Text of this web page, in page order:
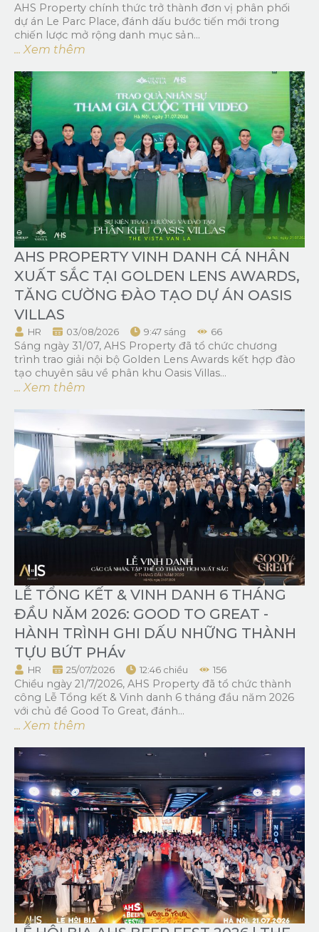
AHS Property chính thức trở thành đơn vị phân phối
dự án Le Parc Place, đánh dấu bước tiến mới trong
chiến lược mở rộng danh mục sản...
... Xem thêm
AHS PROPERTY VINH DANH CÁ NHÂN
XUẤT SẮC TẠI GOLDEN LENS AWARDS,
TĂNG CƯỜNG ĐÀO TẠO DỰ ÁN OASIS
VILLAS
HR 03/08/2026 9:47 sáng 66
Sáng ngày 31/07, AHS Property đã tổ chức chương
trình trao giải nội bộ Golden Lens Awards kết hợp đào
tạo chuyên sâu về phân khu Oasis Villas...
... Xem thêm
LỄ TỔNG KẾT & VINH DANH 6 THÁNG
ĐẦU NĂM 2026: GOOD TO GREAT -
HÀNH TRÌNH GHI DẤU NHỮNG THÀNH
TỰU BỨT PHÁv
HR 25/07/2026 12:46 chiều 156
Chiều ngày 21/7/2026, AHS Property đã tổ chức thành
công Lễ Tổng kết & Vinh danh 6 tháng đầu năm 2026
với chủ đề Good To Great, đánh...
... Xem thêm